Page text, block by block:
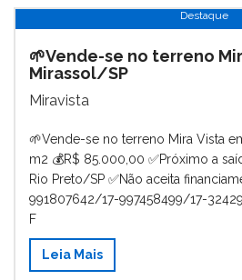
Destaque
🌱Vende-se no terreno
Mirassol/SP
Miravista
🌱Vende-se no terreno Mira Vista
m2 💰R$ 85.000,00 ✅Próximo a
Rio Preto/SP ✅Não aceita
991807642/17-997458499/17-
F
Leia Mais